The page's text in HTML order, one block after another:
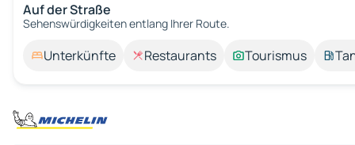
Auf der Straße
Sehenswürdigkeiten entlang Ihrer Route.
Unterkünfte Restaurants Tourismus